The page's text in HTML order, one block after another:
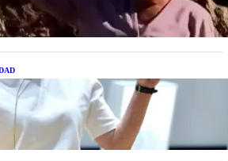
creada por una salteña que busca
el estrés financiero en Latinoamérica